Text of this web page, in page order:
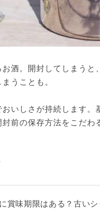
酒。開封してしまうと
うことも。
いしさが持続します。
前の保存方法をこだわ
賞味期限はある？古い